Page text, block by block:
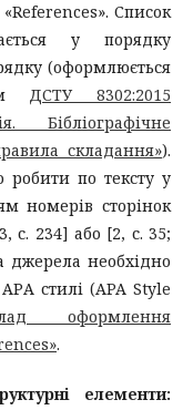
Список
у порядку
(оформлюється
ДСТУ 8302:2015
Бібліографічне
складання»).
по тексту у
номерів сторінок
с. 234] або [2, с. 35;
джерела необхідно
стилі (APA Style
оформлення
.
елементи: